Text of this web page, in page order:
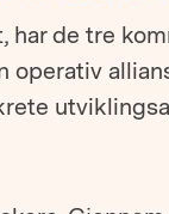
de tre
operativ